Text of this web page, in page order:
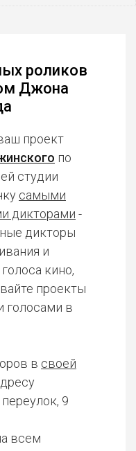
роликов
Джона
проект
по
студии
самыми
дикторами -
дикторы
и
кино,
проекты
в
в своей
9
всем